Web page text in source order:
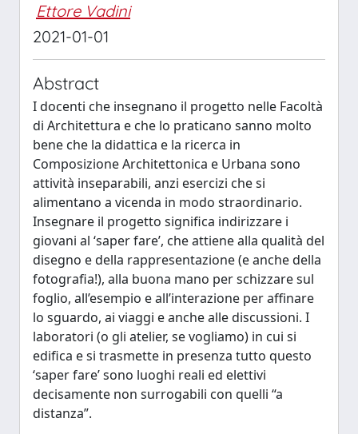
Ettore Vadini
2021-01-01
Abstract
I docenti che insegnano il progetto nelle Facoltà
di Architettura e che lo praticano sanno molto
bene che la didattica e la ricerca in
Composizione Architettonica e Urbana sono
attività inseparabili, anzi esercizi che si
alimentano a vicenda in modo straordinario.
Insegnare il progetto significa indirizzare i
giovani al ‘saper fare’, che attiene alla qualità del
disegno e della rappresentazione (e anche della
fotografia!), alla buona mano per schizzare sul
foglio, all’esempio e all’interazione per affinare
lo sguardo, ai viaggi e anche alle discussioni. I
laboratori (o gli atelier, se vogliamo) in cui si
edifica e si trasmette in presenza tutto questo
‘saper fare’ sono luoghi reali ed elettivi
decisamente non surrogabili con quelli “a
distanza”.